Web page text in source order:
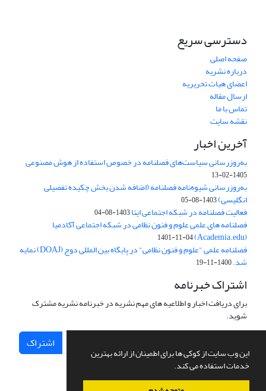
این وب سایت از کوکی ها برای اطمینان از ارائه بهترین
خدمات استفاده می کند.
دسترسی سریع
صفحه اصلی
درباره نشریه
اعضای هیات تحریریه
ارسال مقاله
تماس با ما
نقشه سایت
آخرین اخبار
به‌روزرسانی سیاست‌های فصلنامه در خصوص استفاده از هوش مصنوعی
1405-02-13
به‌روزرسانی شیوه‌نامه فصلنامه (اضافه شدن بخش چکیده تفصیلی
انگلیسی)1403-08-05
فعالیت فصلنامه در شبکه اجتماعی ایتا1403-08-04
فصلنامه های علمی علوم و فنون نظامی در شبکه اجتماعی آکادمیا
(Academia.edu)
1401-11-04
فصلنامه علمی "علوم و فنون نظامی" در پایگاه بین المللی دوج (DOAJ) نمایه
شد.1400-11-19
اشتراک خبرنامه
برای دریافت اخبار و اطلاعیه های مهم نشریه در خبرنامه نشریه مشترک
شوید.
اشتراک